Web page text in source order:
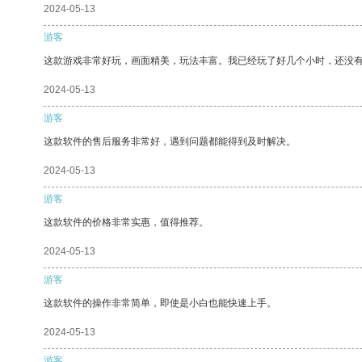
2024-05-13
游客
这款游戏非常好玩，画面精美，玩法丰富。我已经玩了好几个小时，还没
2024-05-13
游客
这款软件的售后服务非常好，遇到问题都能得到及时解决。
2024-05-13
游客
这款软件的价格非常实惠，值得推荐。
2024-05-13
游客
这款软件的操作非常简单，即使是小白也能快速上手。
2024-05-13